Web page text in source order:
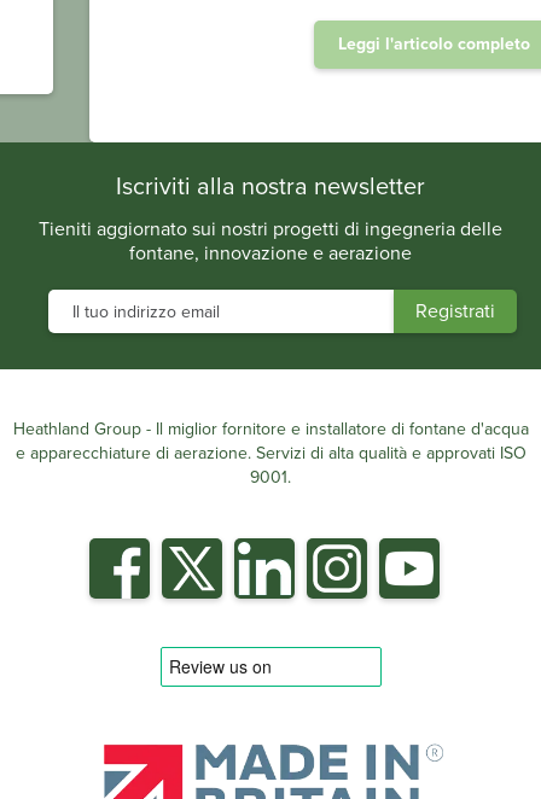
Leggi l'articolo completo
Iscriviti alla nostra newsletter
Tieniti aggiornato sui nostri progetti di ingegneria delle
fontane, innovazione e aerazione
Heathland Group - Il miglior fornitore e installatore di fontane d'acqua
e apparecchiature di aerazione. Servizi di alta qualità e approvati ISO
9001.